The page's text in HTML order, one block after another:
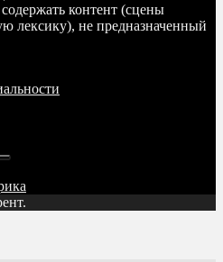
контент (сцены
лексику), не предназначенный